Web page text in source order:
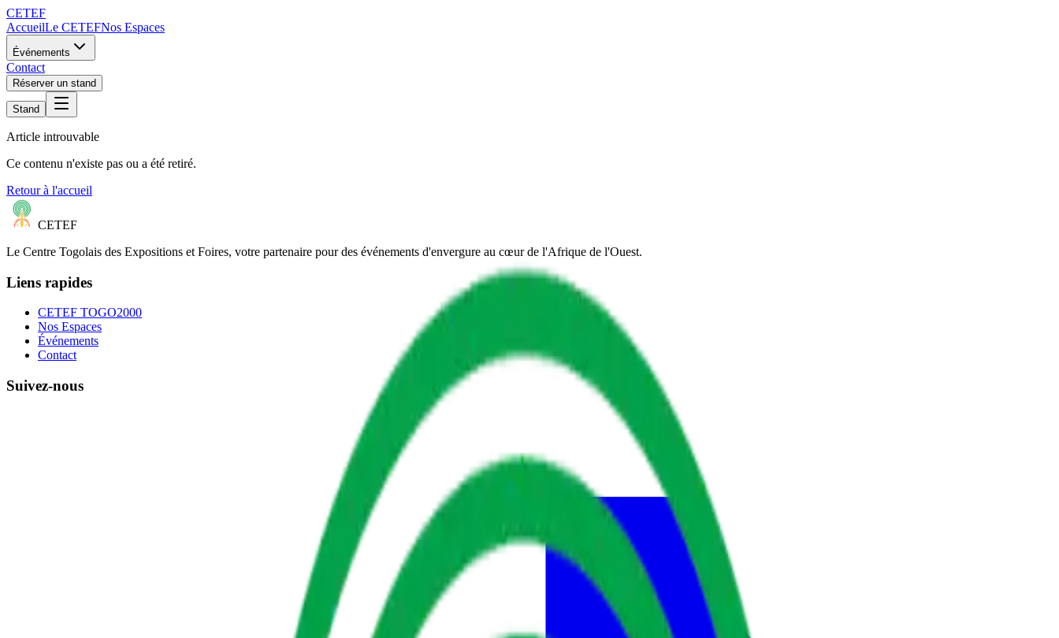
CETEF
AccueilLe CETEFNos Espaces
Événements
Contact
Réserver un stand
Stand
Article introuvable
Ce contenu n'existe pas ou a été retiré.
Retour à l'accueil
CETEF
Le Centre Togolais des Expositions et Foires, votre partenaire pour des événements d'envergure au cœur de l'Afrique de l'Ouest.
Liens rapides
CETEF TOGO2000
Nos Espaces
Événements
Contact
Suivez-nous